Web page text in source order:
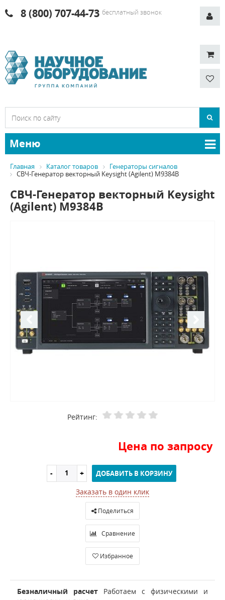
8 (800) 707-44-73 бесплатный звонок
Меню
Главная Каталог товаров
Генераторы сигналов
СВЧ-Генератор векторный Keysight (Agilent) M9384B
СВЧ-Генератор векторный Keysight
(Agilent) M9384B
Рейтинг:
Цена по запросу
ДОБАВИТЬ В КОРЗИНУ
Заказать в один клик
Поделиться
Сравнение
Избранное
Безналичный расчет Работаем с физическими и